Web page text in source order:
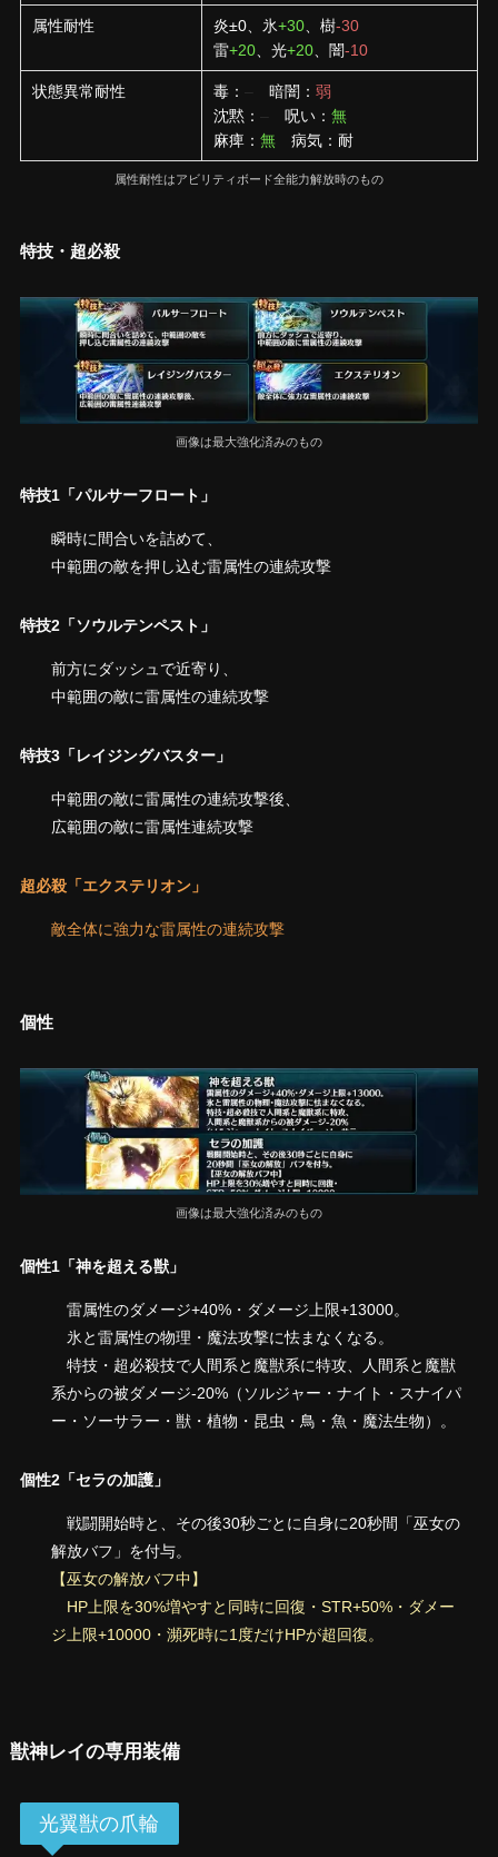
属性耐性 炎±0、氷+30、樹-30
雷+20、光+20、闇-10
状態異常耐性 毒：– 暗闇：弱
沈黙：– 呪い：無
麻痺：無 病気：耐
属性耐性はアビリティボード全能力解放時のもの
特技・超必殺
画像は最大強化済みのもの
特技1「パルサーフロート」
瞬時に間合いを詰めて、
中範囲の敵を押し込む雷属性の連続攻撃
特技2「ソウルテンペスト」
前方にダッシュで近寄り、
中範囲の敵に雷属性の連続攻撃
特技3「レイジングバスター」
中範囲の敵に雷属性の連続攻撃後、
広範囲の敵に雷属性連続攻撃
超必殺「エクステリオン」
敵全体に強力な雷属性の連続攻撃
個性
画像は最大強化済みのもの
個性1「神を超える獣」
雷属性のダメージ+40%・ダメージ上限+13000。
氷と雷属性の物理・魔法攻撃に怯まなくなる。
特技・超必殺技で人間系と魔獣系に特攻、人間系と魔獣
系からの被ダメージ-20%（ソルジャー・ナイト・スナイパ
ー・ソーサラー・獣・植物・昆虫・鳥・魚・魔法生物）。
個性2「セラの加護」
戦闘開始時と、その後30秒ごとに自身に20秒間「巫女の
解放バフ」を付与。
【巫女の解放バフ中】
HP上限を30%増やすと同時に回復・STR+50%・ダメー
ジ上限+10000・瀕死時に1度だけHPが超回復。
獣神レイの専用装備
光翼獣の爪輪